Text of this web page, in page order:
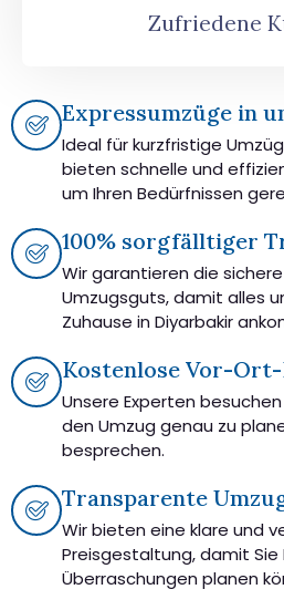
Zufriedene
Expressumzüge in
Ideal für kurzfristige
bieten schnelle und
um Ihren Bedürfnissen
100% sorgfälltiger
Wir garantieren die
Umzugsguts, damit alles
Zuhause in Diyarbakir
Kostenlose Vor-
Unsere Experten
den Umzug genau zu
besprechen.
Transparente
Wir bieten eine klare und
Preisgestaltung, damit Sie
Überraschungen planen